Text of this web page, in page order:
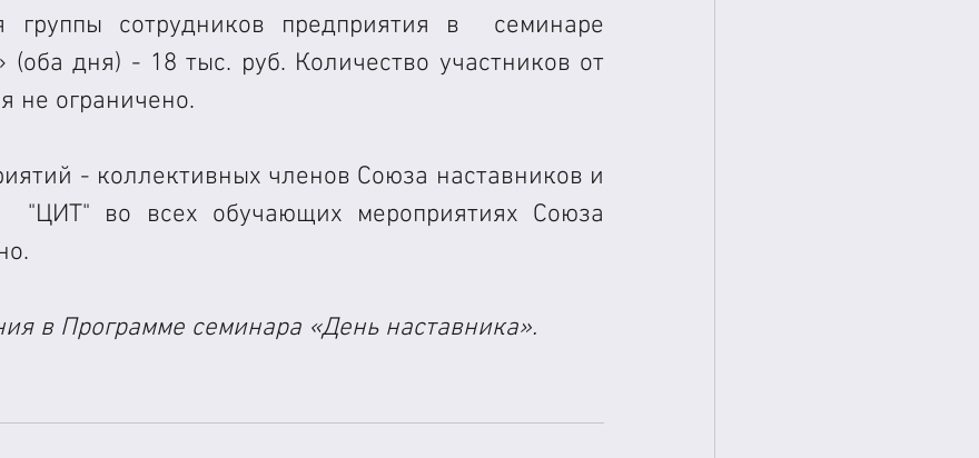
группы сотрудников предприятия в  семинаре
(оба дня) - 18 тыс. руб. Количество участников от
не ограничено.
- коллективных членов Союза наставников и
"ЦИТ" во всех обучающих мероприятиях Союза
в Программе семинара «День наставника».